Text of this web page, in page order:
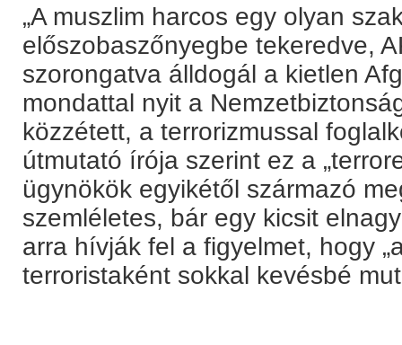
„A muszlim harcos egy olyan
előszobaszőnyegbe tekeredve,
szorongatva álldogál a kietlen
mondattal nyit a
közzétett, a terrorizmussal
útmutató írója szerint ez a
ügynökök egyikétől származó
szemléletes, bár egy kicsit
arra hívják fel a figyelmet, hogy
terroristaként sokkal kevésbé